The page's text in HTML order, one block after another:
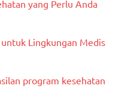
yang Perlu Anda
Lingkungan Medis
program kesehatan